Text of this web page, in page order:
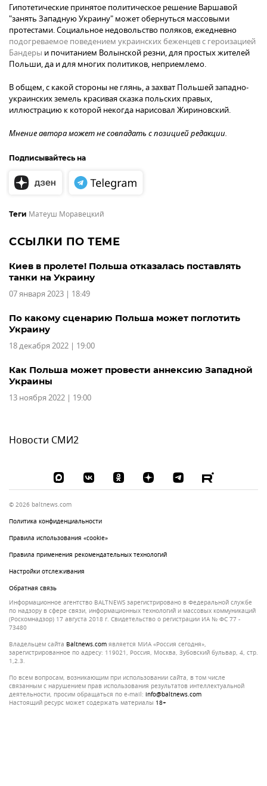
Гипотетические принятое политическое решение Варшавой
"занять Западную Украину" может обернуться массовыми
протестами. Социальное недовольство поляков, ежедневно
подогреваемое поведением украинских беженцев с героизацией
Бандеры и почитанием Волынской резни, для простых жителей
Польши, да и для многих политиков, неприемлемо.
В общем, с какой стороны не глянь, а захват Польшей западно-
украинских земель красивая сказка польских правых,
иллюстрацию к которой некогда нарисовал Жириновский.
Мнение автора может не совпадать с позицией редакции.
Подписывайтесь на
Теги Матеуш Моравецкий
ССЫЛКИ ПО ТЕМЕ
Киев в пролете! Польша отказалась поставлять
танки на Украину
07 января 2023 | 18:49
По какому сценарию Польша может поглотить
Украину
18 декабря 2022 | 19:00
Как Польша может провести аннексию Западной
Украины
13 ноября 2022 | 19:00
Новости СМИ2
© 2026 baltnews.com
Политика конфиденциальности
Правила использования «cookie»
Правила применения рекомендательных технологий
Настройки отслеживания
Обратная связь
Информационное агентство BALTNEWS зарегистрировано в Федеральной службе
по надзору в сфере связи, информационных технологий и массовых коммуникаций
(Роскомнадзор) 17 августа 2018 г. Свидетельство о регистрации ИА № ФС 77 -
73480
Владельцем сайта
baltnews.com является МИА «Россия сегодня»,
зарегистрированное по адресу: 119021, Россия, Москва, Зубовский бульвар, 4, стр.
1,2.3.
По всем вопросам, возникающим при использовании сайта, в том числе
связанным с нарушением прав использования результатов интеллектуальной
деятельности, просим обращаться по e-mail: info@baltnews.com
Настоящий ресурс может содержать материалы 18+